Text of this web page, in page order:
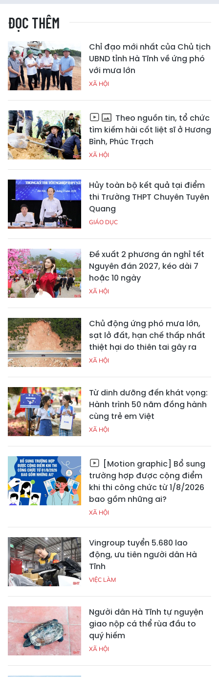
ĐỌC THÊM
Chỉ đạo mới nhất của Chủ tịch
UBND tỉnh Hà Tĩnh về ứng phó
với mưa lớn
XÃ HỘI
Theo nguồn tin, tổ chức
tìm kiếm hài cốt liệt sĩ ở Hương
Bình, Phúc Trạch
XÃ HỘI
Hủy toàn bộ kết quả tại điểm
thi Trường THPT Chuyên Tuyên
Quang
GIÁO DỤC
Đề xuất 2 phương án nghỉ tết
Nguyên đán 2027, kéo dài 7
hoặc 10 ngày
XÃ HỘI
Chủ động ứng phó mưa lớn,
sạt lở đất, hạn chế thấp nhất
thiệt hại do thiên tai gây ra
XÃ HỘI
Từ dinh dưỡng đến khát vọng:
Hành trình 50 năm đồng hành
cùng trẻ em Việt
XÃ HỘI
[Motion graphic] Bổ sung
trường hợp được cộng điểm
khi thi công chức từ 1/8/2026
bao gồm những ai?
XÃ HỘI
Vingroup tuyển 5.680 lao
động, ưu tiên người dân Hà
Tĩnh
VIỆC LÀM
Người dân Hà Tĩnh tự nguyện
giao nộp cá thể rùa đầu to
quý hiếm
XÃ HỘI